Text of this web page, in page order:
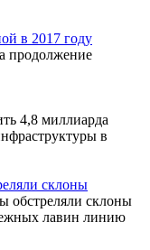
в 2017 году
продолжение
4,8 миллиарда
в
склоны
обстреляли склоны
лавин линию